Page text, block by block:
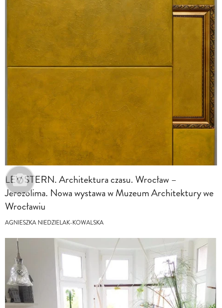
LEV STERN. Architektura czasu. Wrocław –
Jerozolima. Nowa wystawa w Muzeum Architektury we
Wrocławiu
AGNIESZKA NIEDZIELAK-KOWALSKA